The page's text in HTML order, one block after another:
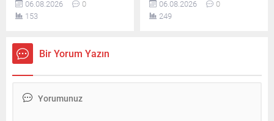
ardından yayımlanan
bildiride, "Terörsüz Türkiye"
hedeflerine yönelik
çalışmaların kararlılıkla
06.08.2026
0
153
Başkanı Devlet Bahçeli ile bir
araya geldi. Yaklaşık 45
06.08.2026
0
249
Bir Yorum Yazın